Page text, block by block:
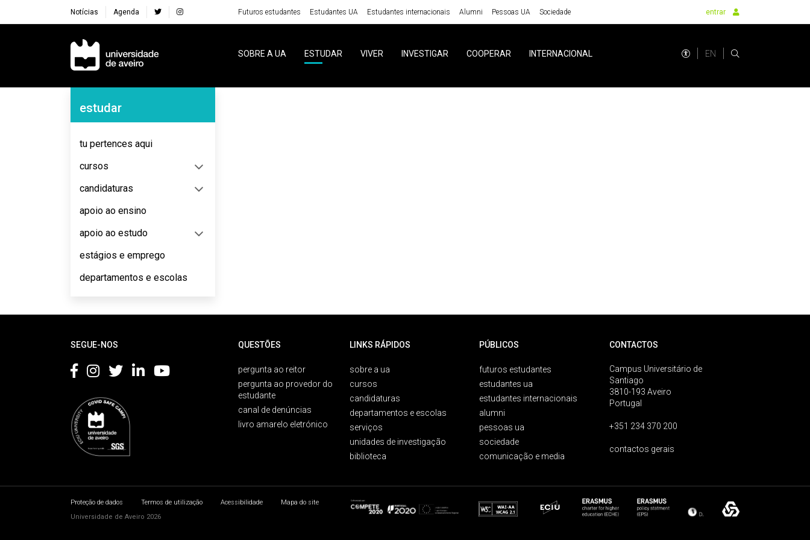
Notícias Agenda Futuros estudantes Estudantes UA Estudantes internacionais Alumni Pessoas UA Sociedade entrar
Navegação Principal
SOBRE A UA ESTUDAR VIVER INVESTIGAR COOPERAR INTERNACIONAL EN
Navegação Lateral
estudar
tu pertences aqui
cursos
candidaturas
apoio ao ensino
apoio ao estudo
estágios e emprego
departamentos e escolas
SEGUE-NOS QUESTÕES
pergunta ao reitor
pergunta ao provedor do
estudante
canal de denúncias
livro amarelo eletrónico
LINKS RÁPIDOS
sobre a ua
cursos
candidaturas
departamentos e escolas
serviços
unidades de investigação
biblioteca
PÚBLICOS
futuros estudantes
estudantes ua
estudantes internacionais
alumni
pessoas ua
sociedade
comunicação e media
CONTACTOS
Campus Universitário de
Santiago
3810-193 Aveiro
Portugal
+351 234 370 200
contactos gerais
Proteção de dados Termos de utilização Acessibilidade
Mapa do site
Universidade de Aveiro 2026